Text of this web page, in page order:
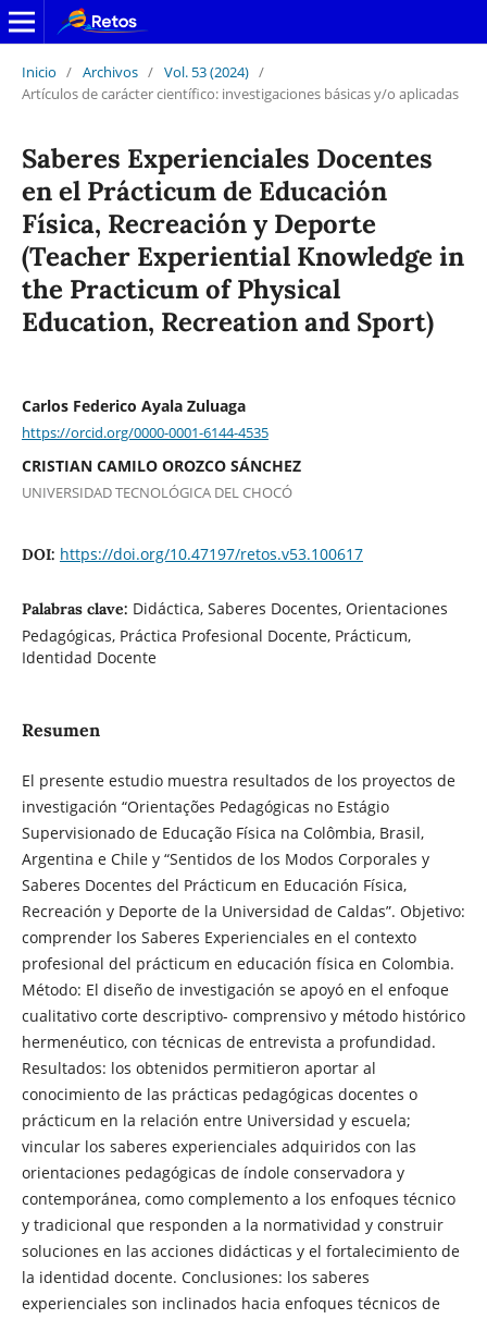
Inicio / Archivos / Vol. 53 (2024) /
Artículos de carácter científico: investigaciones básicas y/o aplicadas
Saberes Experienciales Docentes
en el Prácticum de Educación
Física, Recreación y Deporte
(Teacher Experiential Knowledge in
the Practicum of Physical
Education, Recreation and Sport)
Carlos Federico Ayala Zuluaga
https://orcid.org/0000-0001-6144-4535
CRISTIAN CAMILO OROZCO SÁNCHEZ
UNIVERSIDAD TECNOLÓGICA DEL CHOCÓ
DOI: https://doi.org/10.47197/retos.v53.100617
Palabras clave: Didáctica, Saberes Docentes, Orientaciones
Pedagógicas, Práctica Profesional Docente, Prácticum,
Identidad Docente
Resumen
El presente estudio muestra resultados de los proyectos de
investigación “Orientações Pedagógicas no Estágio
Supervisionado de Educação Física na Colômbia, Brasil,
Argentina e Chile y “Sentidos de los Modos Corporales y
Saberes Docentes del Prácticum en Educación Física,
Recreación y Deporte de la Universidad de Caldas”. Objetivo:
comprender los Saberes Experienciales en el contexto
profesional del prácticum en educación física en Colombia.
Método: El diseño de investigación se apoyó en el enfoque
cualitativo corte descriptivo- comprensivo y método histórico
hermenéutico, con técnicas de entrevista a profundidad.
Resultados: los obtenidos permitieron aportar al
conocimiento de las prácticas pedagógicas docentes o
prácticum en la relación entre Universidad y escuela;
vincular los saberes experienciales adquiridos con las
orientaciones pedagógicas de índole conservadora y
contemporánea, como complemento a los enfoques técnico
y tradicional que responden a la normatividad y construir
soluciones en las acciones didácticas y el fortalecimiento de
la identidad docente. Conclusiones: los saberes
experienciales son inclinados hacia enfoques técnicos de